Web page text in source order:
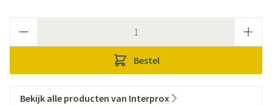
Bestel
Bekijk alle producten van Interprox